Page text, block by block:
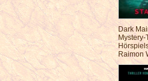
Dark
Raimon